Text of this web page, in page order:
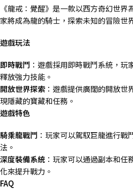
《龍戒：覺醒》是一款以西方奇幻世界
家將成為龍的騎士，探索未知的冒險世
遊戲玩法
即時戰鬥 ：遊戲採用即時戰鬥系統，玩
釋放強力技能。
開放世界探索 ：遊戲提供廣闊的開放
現隱藏的寶藏和任務。
遊戲特色
騎乘龍戰鬥 ：玩家可以駕馭巨龍進行
法。
深度裝備系統 ：玩家可以通過副本和任
化來提升戰力。
FAQ